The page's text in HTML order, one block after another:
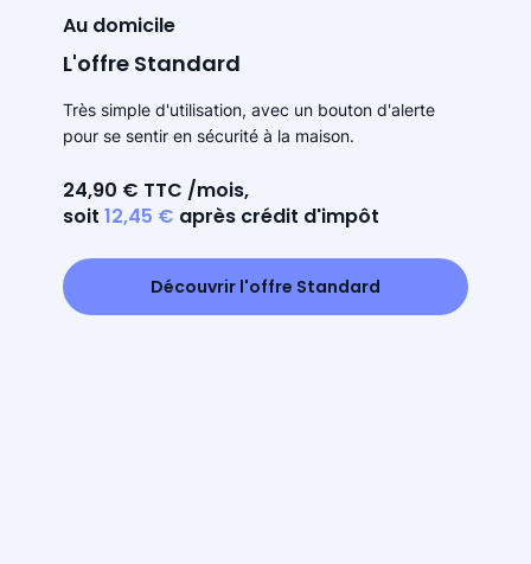
Au domicile
L'offre Standard
Très simple d'utilisation, avec un bouton d'alerte
pour se sentir en sécurité à la maison.
24,90 € TTC /mois,
soit 12,45 € après crédit d'impôt
Découvrir l'offre Standard